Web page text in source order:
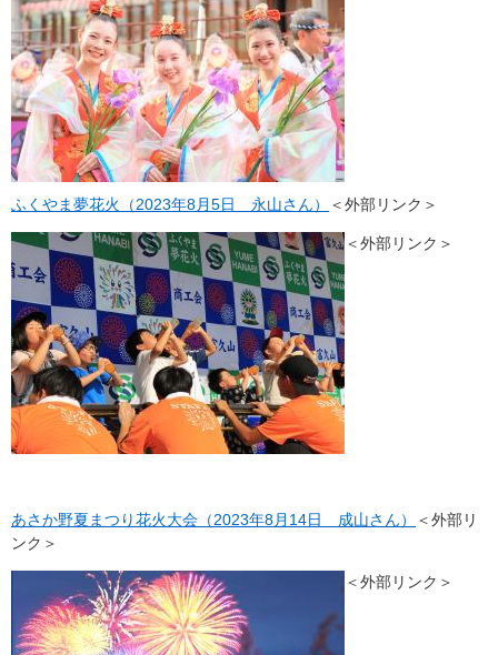
ふくやま夢花火（2023年8月5日 永山さん） ＜外部リンク＞
＜外部リンク＞
あさか野夏まつり花火大会（2023年8月14日 成山さん）
＜外部リ
ンク＞
＜外部リンク＞